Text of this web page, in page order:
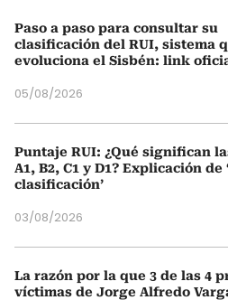
Paso a paso para consultar su
clasificación del RUI, sistema
evoluciona el Sisbén: link
05/08/2026
Puntaje RUI: ¿Qué significan
A1, B2, C1 y D1? Explicación de
clasificación’
03/08/2026
La razón por la que 3 de las 4
víctimas de Jorge Alfredo